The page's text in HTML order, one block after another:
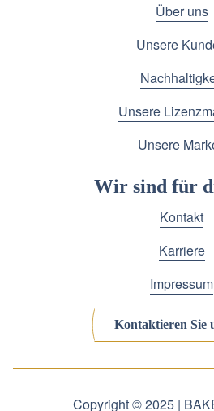
Über uns
Unsere
Unsere
Unsere
Wir sind für
Kontakt
Karriere
Impressum
Kontaktieren Sie
Copyright © 2025 |